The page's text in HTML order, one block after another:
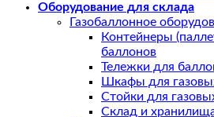
Оборудование для склада
Газобаллонное
Контейнеры
баллонов
Тележки для
Шкафы для
Стойки для
Склад и